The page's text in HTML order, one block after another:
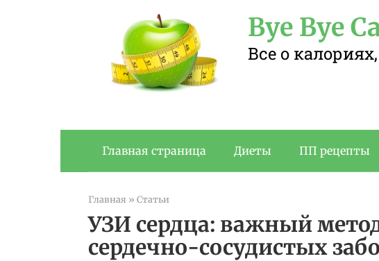
Bye Bye
Все о
Главная страница Диеты ПП рецепты
Главная » Статьи
УЗИ сердца: важный
сердечно-сосудистых